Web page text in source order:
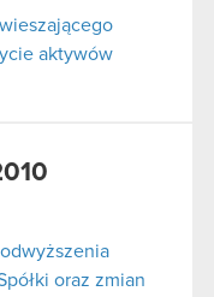
aktywów
oraz zmian